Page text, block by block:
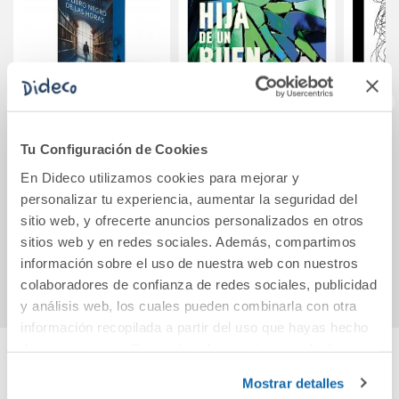
Tu Configuración de Cookies
En Dideco utilizamos cookies para mejorar y
personalizar tu experiencia, aumentar la seguridad del
sitio web, y ofrecerte anuncios personalizados en otros
sitios web y en redes sociales. Además, compartimos
información sobre el uso de nuestra web con nuestros
colaboradores de confianza de redes sociales, publicidad
y análisis web, los cuales pueden combinarla con otra
información recopilada a partir del uso que hayas hecho
Mostrar detalles
El Libro Negro de
las Horas (edición
especial con
cantos decorados)
21,90€
Comprar
La hija de un buen
hombre
22,90€
Comprar